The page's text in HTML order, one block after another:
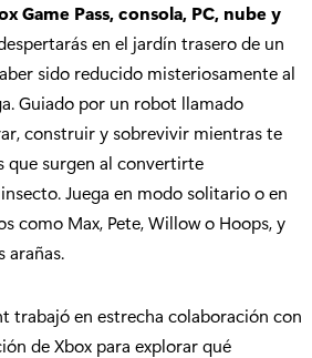
Game Pass, consola, PC, nube y
en el jardín trasero de un
sido reducido misteriosamente al
Guiado por un robot llamado
construir y sobrevivir mientras te
que surgen al convertirte
Juega en modo solitario o en
como Max, Pete, Willow o Hoops, y
arañas.
trabajó en estrecha colaboración con
de Xbox para explorar qué